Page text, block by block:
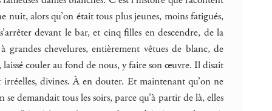
nuit, alors qu’on était tous plus jeunes, moins fatigués,
devant le bar, et cinq filles en descendre, de la
chevelures, entièrement vêtues de blanc, de
couler au fond de nous, y faire son œuvre. Il disait
divines. À en douter. Et maintenant qu’on ne
demandait tous les soirs, parce qu’à partir de là, elles